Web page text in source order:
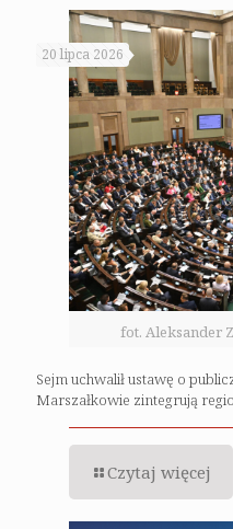
fot. Aleksander
20 lipca 2026
Sejm uchwalił ustawę o
Marszałkowie zintegrują
Czytaj więcej